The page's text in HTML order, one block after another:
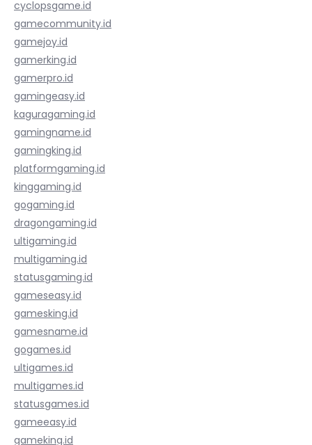
cyclopsgame.id
gamecommunity.id
gamejoy.id
gamerking.id
gamerpro.id
gamingeasy.id
kaguragaming.id
gamingname.id
gamingking.id
platformgaming.id
kinggaming.id
gogaming.id
dragongaming.id
ultigaming.id
multigaming.id
statusgaming.id
gameseasy.id
gamesking.id
gamesname.id
gogames.id
ultigames.id
multigames.id
statusgames.id
gameeasy.id
gameking.id